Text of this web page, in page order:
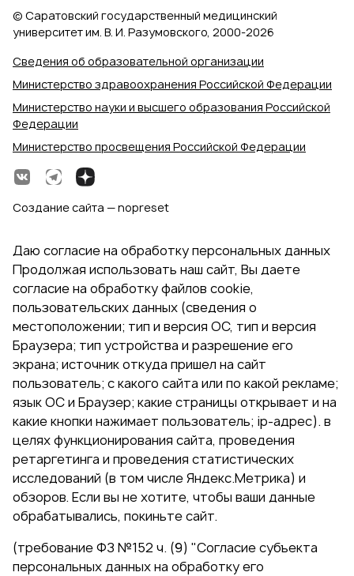
Сведения об образовательной организации
Министерство здравоохранения Российской Федерации
Министерство науки и высшего образования Российской
Федерации
Министерство просвещения Российской Федерации
© Саратовский государственный медицинский
университет им. В. И. Разумовского, 2000‑2026
Создание сайта — nopreset
Даю согласие на обработку персональных данных
Продолжая использовать наш сайт, Вы даете
согласие на обработку файлов cookie,
пользовательских данных (сведения о
местоположении; тип и версия ОС, тип и версия
Браузера; тип устройства и разрешение его
экрана; источник откуда пришел на сайт
пользователь; с какого сайта или по какой рекламе;
язык ОС и Браузер; какие страницы открывает и на
какие кнопки нажимает пользователь; ip-адрес). в
целях функционирования сайта, проведения
ретаргетинга и проведения статистических
исследований (в том числе Яндекс.Метрика) и
обзоров. Если вы не хотите, чтобы ваши данные
обрабатывались, покиньте сайт.
(требование ФЗ №152 ч. (9) "Согласие субъекта
персональных данных на обработку его